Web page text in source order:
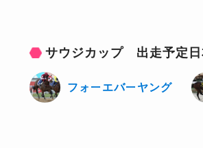
サウジカップ 出走予定
フォーエバーヤング